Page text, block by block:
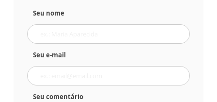
Seu nome
Seu e-mail
Seu comentário